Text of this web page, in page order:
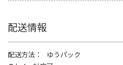
配送情報
配送方法
ゆうパック